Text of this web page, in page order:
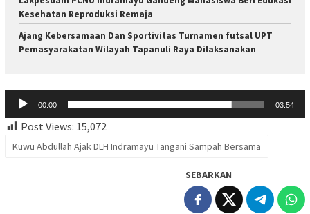
Kesehatan Reproduksi Remaja
Ajang Kebersamaan Dan Sportivitas Turnamen futsal UPT
Pemasyarakatan Wilayah Tapanuli Raya Dilaksanakan
Pemutar00:00 03:54
Post Views: 15,072
Kuwu Abdullah Ajak DLH Indramayu Tangani Sampah Bersama
SEBARKAN